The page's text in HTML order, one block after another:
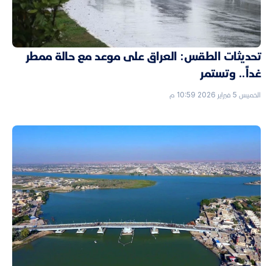
تحديثات الطقس: العراق على موعد مع حالة ممطر
غداً.. وتستمر
الخميس 5 فبراير 2026 10:59 م